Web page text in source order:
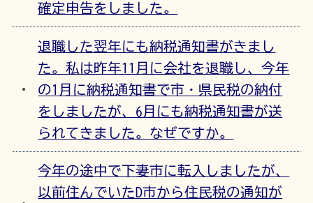
確定申告をしました。
退職した翌年にも納税通知書がきまし
た。私は昨年11月に会社を退職し、今年
の1月に納税通知書で市・県民税の納付
をしましたが、6月にも納税通知書が送
られてきました。なぜですか。
今年の途中で下妻市に転入しましたが、
以前住んでいたD市から住民税の通知が